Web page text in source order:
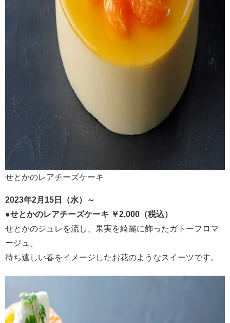
せとかのレアチーズケーキ
2023年2月15日（水）～
●せとかのレアチーズケーキ ￥2,000（税込）
せとかのジュレを流し、果実を綺麗に飾ったガトーフロマ
ージュ。
待ち遠しい春をイメージしたお花のようなスイーツです。